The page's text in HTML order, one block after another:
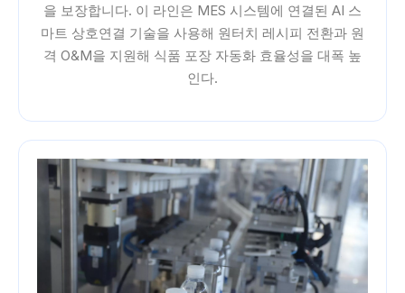
을 보장합니다. 이 라인은 MES 시스템에 연결된 AI 스
마트 상호연결 기술을 사용해 원터치 레시피 전환과 원
격 O&M을 지원해 식품 포장 자동화 효율성을 대폭 높
인다.